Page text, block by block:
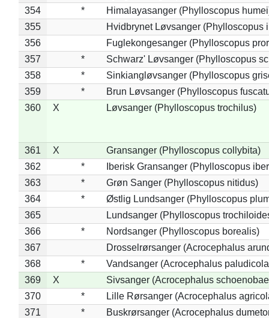
354
*
Himalayasanger (Phylloscopus
355
Hvidbrynet Løvsanger (Phylloscopus
356
Fuglekongesanger (Phylloscopus
357
*
Schwarz' Løvsanger (Phylloscopus
358
*
Sinkiangløvsanger (Phylloscopus
359
*
Brun Løvsanger (Phylloscopus
360
X Løvsanger (Phylloscopus trochilus)
361 X
Gransanger (Phylloscopus collybita)
362
*
Iberisk Gransanger (Phylloscopus
363
*
Grøn Sanger (Phylloscopus nitidus)
364
*
Østlig Lundsanger (Phylloscopus
365
Lundsanger (Phylloscopus
366
*
Nordsanger (Phylloscopus borealis)
367
Drosselrørsanger (Acrocephalus
368
*
Vandsanger (Acrocephalus
369
X
Sivsanger (Acrocephalus
370
*
Lille Rørsanger (Acrocephalus
371
*
Buskrørsanger (Acrocephalus